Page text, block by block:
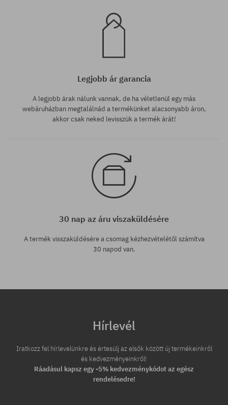
Legjobb ár garancia
A legjobb árak nálunk vannak, de ha véletlenül egy más
webáruházban megtalálnád a termékünket alacsonyabb áron,
akkor csak neked levisszük a termék árát!
30 nap az áru viszaküldésére
A termék visszaküldésére a csomag kézhezvételétől számítva
30 napod van.
Hírlevél
Iratkozz fel hírlevelünkre és értesülj az elsők között új termékeinkről
és kedvezményeinkről!
Ráadásul kapsz egy -5% kedvezménykódot az egész
rendelésedre!